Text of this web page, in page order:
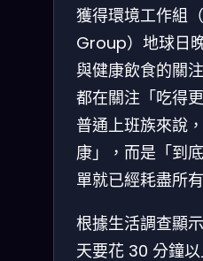
獲得環境工作組
Group）地球日
與健康飲食的關
都在關注「吃得
普通上班族來說
康」，而是「到
單就已經耗盡所
根據生活調查顯
天要花 30 分鐘